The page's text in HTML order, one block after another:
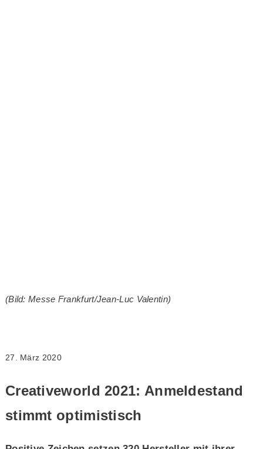
(Bild: Messe Frankfurt/Jean-Luc Valentin)
27. März 2020
Creativeworld 2021: Anmeldestand
stimmt optimistisch